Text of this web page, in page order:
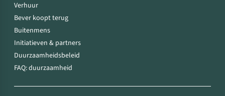
Verhuur
Bever koopt terug
Buitenmens
Initiatieven & partners
Duurzaamheidsbeleid
FAQ: duurzaamheid